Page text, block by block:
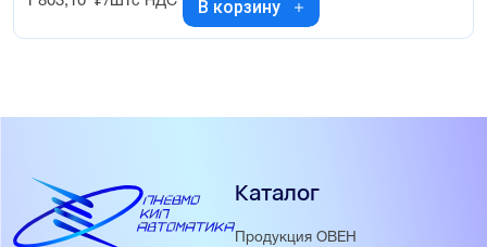
В корзину
Каталог
Продукция ОВЕН